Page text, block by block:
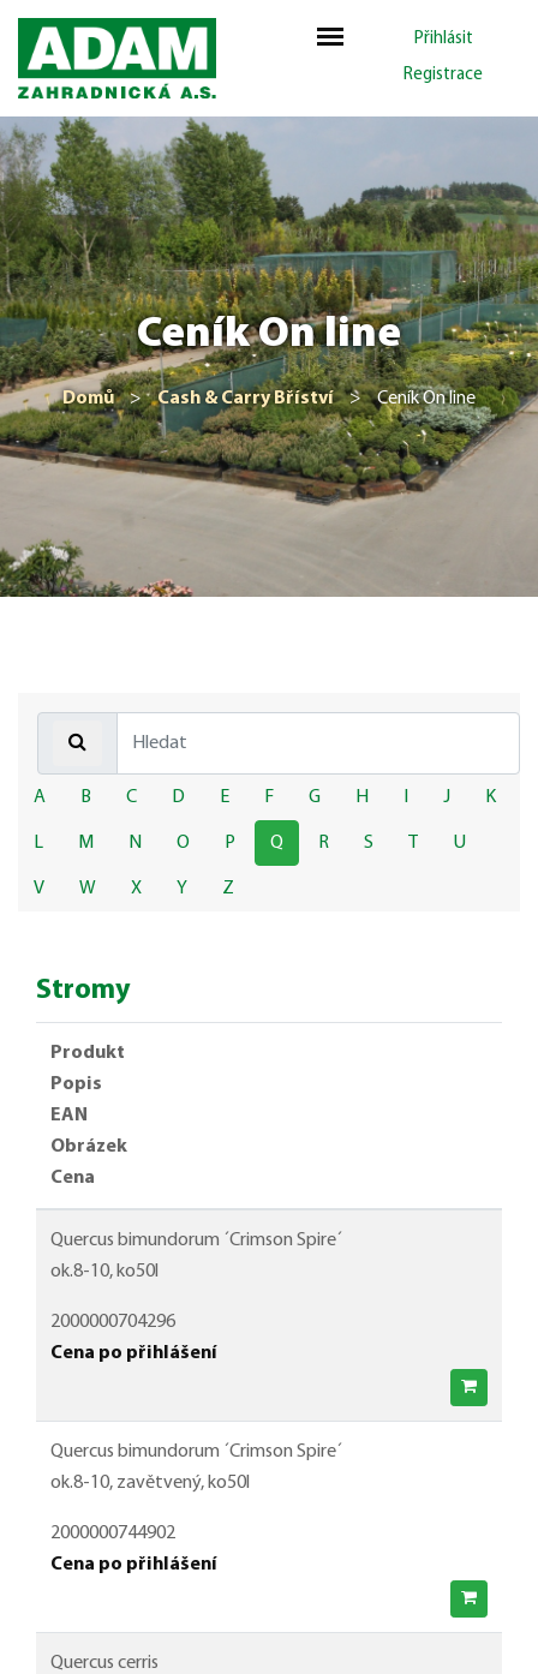
Přihlásit
Registrace
Ceník On line
Domů > Cash & Carry Bříství > Ceník On line
A B C D E F G H J K
L M N O P Q R S U
V W X Y Z
Stromy
Produkt
Popis
EAN
Obrázek
Cena
Quercus bimundorum ´Crimson Spire´
ok.8-10, ko50l
2000000704296
Cena po přihlášení
Quercus bimundorum ´Crimson Spire´
ok.8-10, zavětvený, ko50l
2000000744902
Cena po přihlášení
Quercus cerris